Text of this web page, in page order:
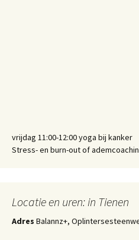
vrijdag 11:00-12:00 yoga bij kanker
Stress- en burn-out of
Locatie en uren: in Tienen
Adres Balannz+,